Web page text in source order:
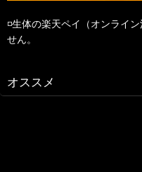
◽️生体の楽天ペイ（オンライ
せん。
オススメ